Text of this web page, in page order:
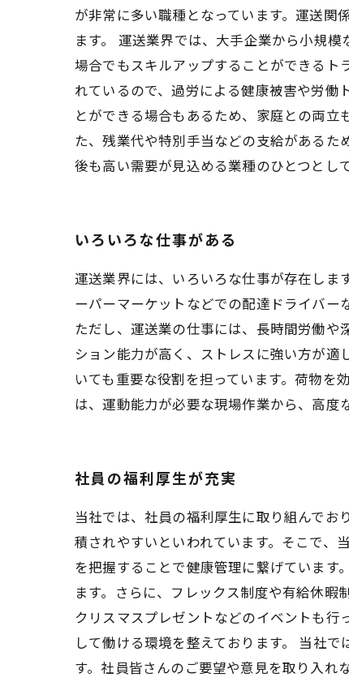
が非常に多い職種となっています。運送関
ます。 運送業界では、大手企業から小規
場合でもスキルアップすることができるト
れているので、過労による健康被害や労働
とができる場合もあるため、家庭との両
た、残業代や特別手当などの支給があるた
後も高い需要が見込める業種のひとつとし
いろいろな仕事がある
運送業界には、いろいろな仕事が存在しま
ーパーマーケットなどでの配達ドライバー
ただし、運送業の仕事には、長時間労働
ション能力が高く、ストレスに強い方が
いても重要な役割を担っています。荷物を
は、運動能力が必要な現場作業から、高度
社員の福利厚生が充実
当社では、社員の福利厚生に取り組んで
積されやすいといわれています。そこで、
を把握することで健康管理に繋げています
ます。さらに、フレックス制度や有給休
クリスマスプレゼントなどのイベントも
して働ける環境を整えております。 当社
す。社員皆さんのご要望や意見を取り入れ